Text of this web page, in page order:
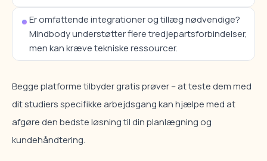
Er omfattende integrationer og tillæg nødvendige?
Mindbody understøtter flere tredjepartsforbindelser,
men kan kræve tekniske ressourcer.
Begge platforme tilbyder gratis prøver – at teste dem med
dit studiers specifikke arbejdsgang kan hjælpe med at
afgøre den bedste løsning til din planlægning og
kundehåndtering.